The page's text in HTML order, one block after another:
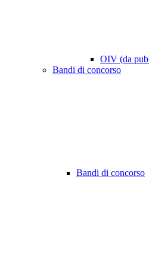
OIV (da
Bandi di concorso
Bandi di concorso